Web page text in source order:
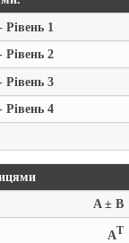
1
2
3
4
A ± B
AT